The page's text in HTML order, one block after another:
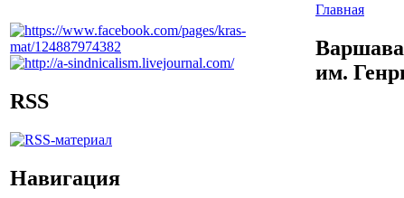
RSS
Навигация
Главная
им.